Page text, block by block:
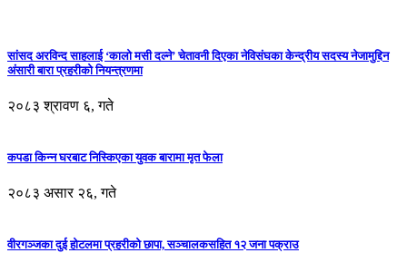
सांसद अरविन्द साहलाई ‘कालो मसी दल्ने’ चेतावनी दिएका नेविसंघका केन्द्रीय सदस्य नेजामुद्दिन
अंसारी बारा प्रहरीको नियन्त्रणमा
२०८३ श्रावण ६, गते
कपडा किन्न घरबाट निस्किएका युवक बारामा मृत फेला
२०८३ असार २६, गते
वीरगञ्जका दुई होटलमा प्रहरीको छापा, सञ्चालकसहित १२ जना पक्राउ